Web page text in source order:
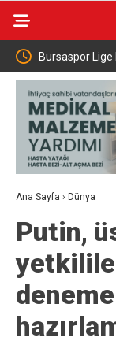
Başladı Deplasmanda
Ana Sayfa › Dünya
Putin,